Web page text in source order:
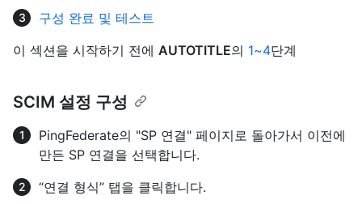
구성 완료 및 테스트
이 섹션을 시작하기 전에 AUTOTITLE의 1~4단계
SCIM 설정 구성
PingFederate의 "SP 연결" 페이지로 돌아가서 이전에
만든 SP 연결을 선택합니다.
“연결 형식” 탭을 클릭합니다.